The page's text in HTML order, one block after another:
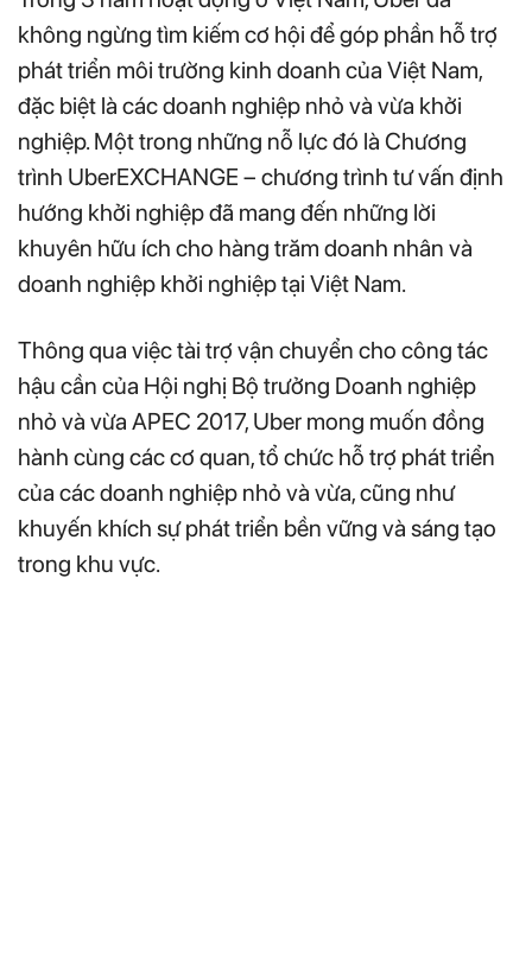
không ngừng tìm kiếm cơ hội để góp phần hỗ trợ
phát triển môi trường kinh doanh của Việt Nam,
đặc biệt là các doanh nghiệp nhỏ và vừa khởi
nghiệp. Một trong những nỗ lực đó là Chương
trình UberEXCHANGE – chương trình tư vấn định
hướng khởi nghiệp đã mang đến những lời
khuyên hữu ích cho hàng trăm doanh nhân và
doanh nghiệp khởi nghiệp tại Việt Nam.
Thông qua việc tài trợ vận chuyển cho công tác
hậu cần của Hội nghị Bộ trưởng Doanh nghiệp
nhỏ và vừa APEC 2017, Uber mong muốn đồng
hành cùng các cơ quan, tổ chức hỗ trợ phát triển
của các doanh nghiệp nhỏ và vừa, cũng như
khuyến khích sự phát triển bền vững và sáng tạo
trong khu vực.